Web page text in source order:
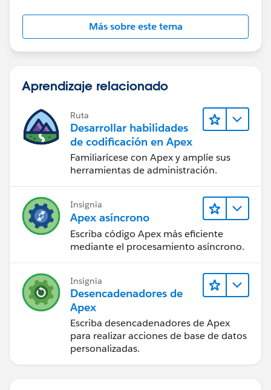
Más sobre este tema
Aprendizaje relacionado
Ruta
Desarrollar habilidades
de codificación en Apex
Familiarícese con Apex y amplíe sus
herramientas de administración.
Insignia
Apex asíncrono
Escriba código Apex más eficiente
mediante el procesamiento asíncrono.
Insignia
Desencadenadores de
Apex
Escriba desencadenadores de Apex
para realizar acciones de base de datos
personalizadas.